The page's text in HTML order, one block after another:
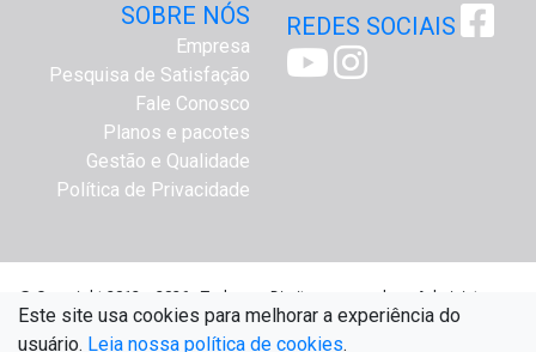
SOBRE NÓS
Empresa
Pesquisa de Satisfação
Fale Conosco
Planos e pacotes
Gestão e Qualidade
Política de Privacidade
REDES SOCIAIS
@ Copyright 2012 a 2026 - Todos os Direitos reservados - Administre
Fácil Assessoria Online - www.administrefacil.com.br
Este site usa cookies para melhorar a experiência do
usuário. Leia nossa política de cookies.